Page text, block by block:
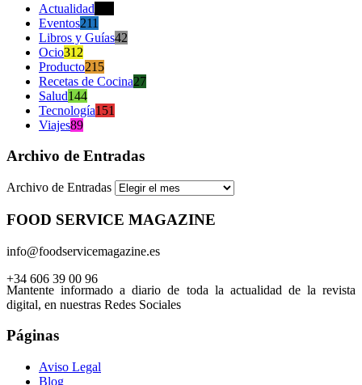
Actualidad
Eventos211
Libros y Guías42
Ocio312
Producto215
Recetas de Cocina27
Salud144
Tecnología151
Viajes89
Archivo de Entradas
Archivo de Entradas
FOOD SERVICE MAGAZINE
info@foodservicemagazine.es
+34 606 39 00 96
Mantente informado a diario de toda la actualidad de la revista
digital, en nuestras Redes Sociales
Páginas
Aviso Legal
Blog